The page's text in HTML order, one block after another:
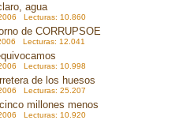
agua
Lecturas: 10.860
de CORRUPSOE
Lecturas: 12.041
Lecturas: 10.998
de los huesos
Lecturas: 25.207
millones menos
Lecturas: 10.920